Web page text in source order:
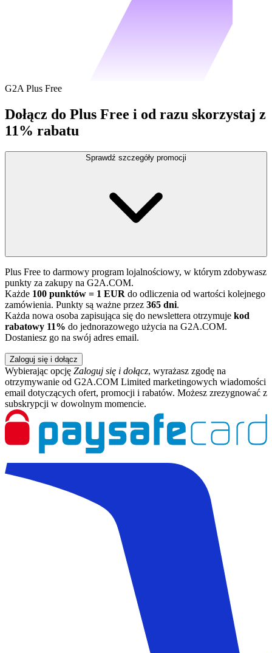
G2A Plus Free
Dołącz do Plus Free i od razu skorzystaj z
11% rabatu
Sprawdź szczegóły promocji
Plus Free to darmowy program lojalnościowy, w którym zdobywasz
punkty za zakupy na G2A.COM.
Każde 100 punktów = 1 EUR do odliczenia od wartości kolejnego
zamówienia. Punkty są ważne przez 365 dni.
Każda nowa osoba zapisująca się do newslettera otrzymuje kod
rabatowy 11% do jednorazowego użycia na G2A.COM.
Dostaniesz go na swój adres email.
Zaloguj się i dołącz
Wybierając opcję Zaloguj się i dołącz, wyrażasz zgodę na
otrzymywanie od G2A.COM Limited marketingowych wiadomości
email dotyczących ofert, promocji i rabatów. Możesz zrezygnować z
subskrypcji w dowolnym momencie.